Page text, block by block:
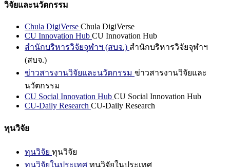
วิจัยและนวัตกรรม
Chula DigiVerse Chula DigiVerse
CU Innovation Hub CU Innovation Hub
สำนักบริหารวิจัยจุฬาฯ (สบจ.) สำนักบริหารวิจัยจุฬาฯ
(สบจ.)
ข่าวสารงานวิจัยและนวัตกรรม ข่าวสารงานวิจัยและ
นวัตกรรม
CU Social Innovation Hub CU Social Innovation Hub
CU-Daily Research CU-Daily Research
ทุนวิจัย
ทุนวิจัย ทุนวิจัย
ทุนวิจัยในประเทศ ทุนวิจัยในประเทศ